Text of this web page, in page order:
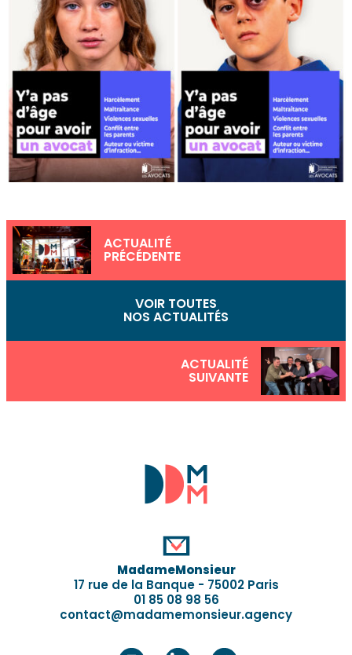
ACTUALITÉ
PRÉCÉDENTE
VOIR TOUTES
NOS ACTUALITÉS
ACTUALITÉ
SUIVANTE
MadameMonsieur
17 rue de la Banque - 75002 Paris
01 85 08 98 56
contact@madamemonsieur.agency